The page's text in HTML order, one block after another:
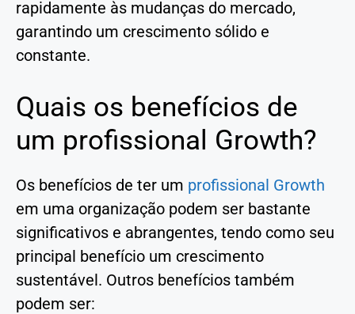
rapidamente às mudanças do mercado,
garantindo um crescimento sólido e
constante.
Quais os benefícios de
um profissional Growth?
Os benefícios de ter um profissional Growth
em uma organização podem ser bastante
significativos e abrangentes, tendo como seu
principal benefício um crescimento
sustentável. Outros benefícios também
podem ser: